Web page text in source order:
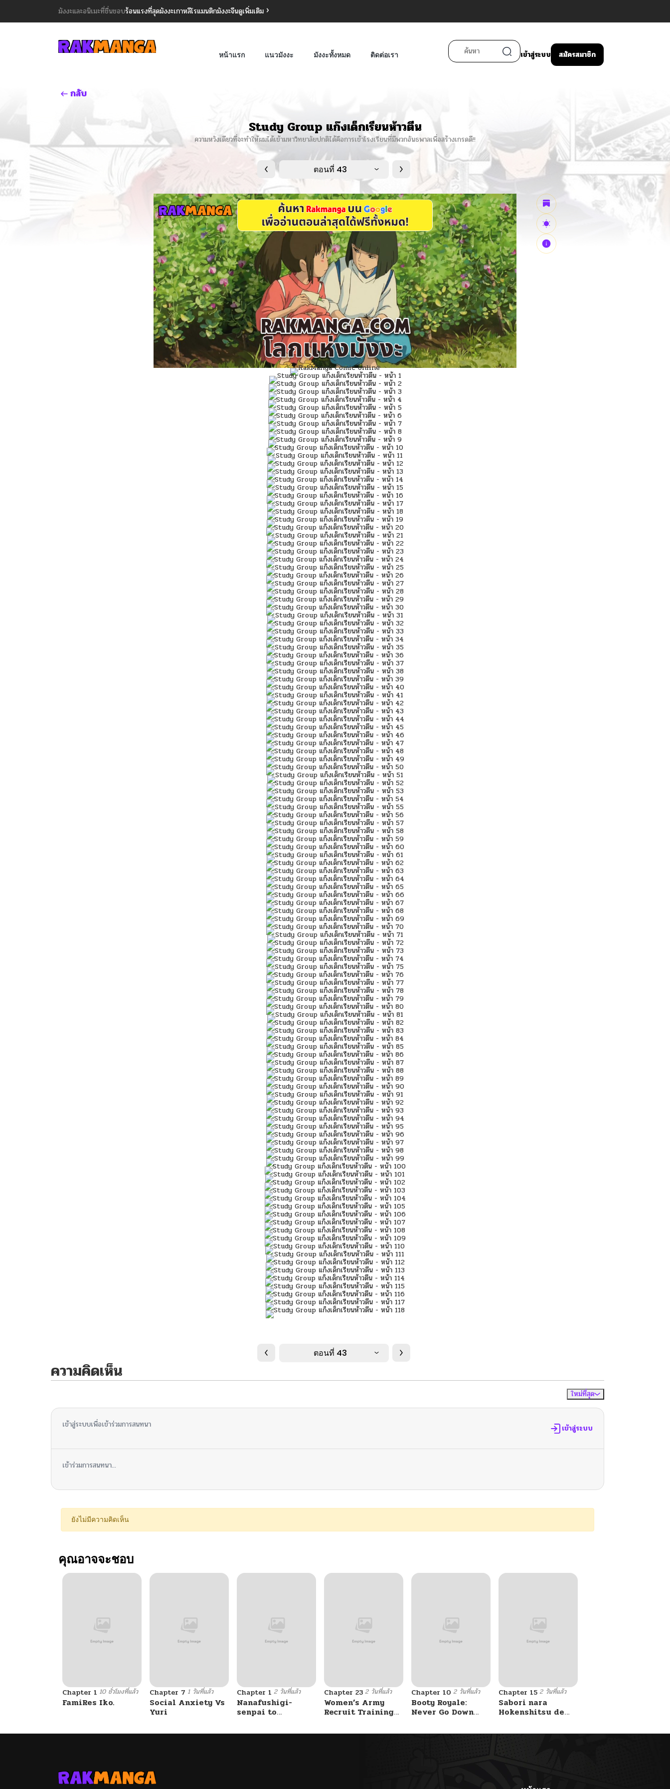
มังงะและอนิเมะที่ชื่นชอบร้อนแรงที่สุดมังงะเกาหลีโรแมนติกมังงะจีนดูเพิ่มเติม
หน้าแรก แนวมังงะ มังงะทั้งหมด ติดต่อเรา เข้าสู่ระบบ สมัครสมาชิก
กลับ
Study Group แก๊งเด็กเรียนห้าวตีน
ความหวังเดียวที่จะทำให้ผมได้เข้ามหาวิทยาลัยปกติได้คือการเข้าโรงเรียนที่มีพวกอันธพาลเพื่อสร้างเกรดดี!!
ตอนที่ 43
ตอนที่ 43
ความคิดเห็น
ใหม่ที่สุด
เข้าสู่ระบบเพื่อเข้าร่วมการสนทนา เข้าสู่ระบบ
เข้าร่วมการสนทนา...
ยังไม่มีความคิดเห็น
คุณอาจจะชอบ
Chapter 1 10 ชั่วโมงที่แล้ว
FamiRes Iko.
Chapter 7 1 วันที่แล้ว
Social Anxiety Vs
Yuri
Chapter 1 2 วันที่แล้ว
Nanafushigi-
senpai to
Chapter 23 2 วันที่แล้ว
Women’s Army
Recruit Training
Chapter 10 2 วันที่แล้ว
Booty Royale:
Never Go Down
Chapter 15 2 วันที่แล้ว
Sabori nara
Hokenshitsu de